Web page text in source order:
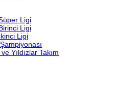
Ligi
Ligi
Ligi
Yıldızlar Takım